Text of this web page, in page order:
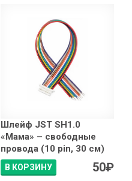
Шлейф JST SH1.0
«Мама» – свободные
провода (10 pin, 30 см)
В КОРЗИНУ 50₽